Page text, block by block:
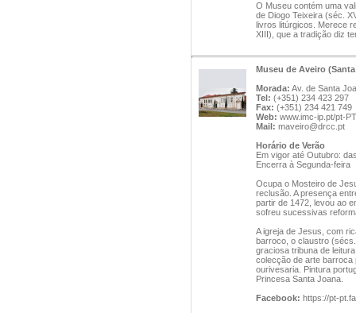
O Museu contém uma
de Diogo Teixeira (séc.
livros litúrgicos. Merece
XIII), que a tradição diz
Museu de Aveiro
Morada: Av. de Santa
Tel: (+351) 234 423 297
Fax: (+351) 234 421 749
Web: www.imc-ip.pt/pt-
Mail: maveiro@drcc.pt
Horário de Verão
Em vigor até Outubro:
Encerra à Segunda-feira
Ocupa o Mosteiro de
reclusão. A presença
partir de 1472, levou ao
sofreu sucessivas
A igreja de Jesus, com
barroco, o claustro
graciosa tribuna de
colecção de arte barroca
ourivesaria. Pintura
Princesa Santa Joana.
Facebook: https://pt-